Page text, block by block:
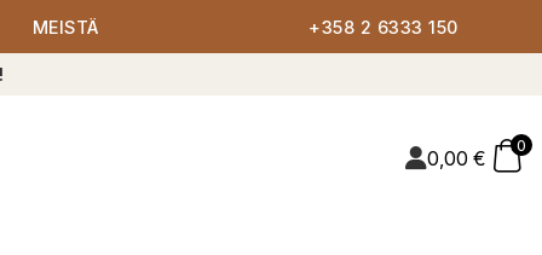
MEISTÄ +358 2 6333 150
0,00 €
0